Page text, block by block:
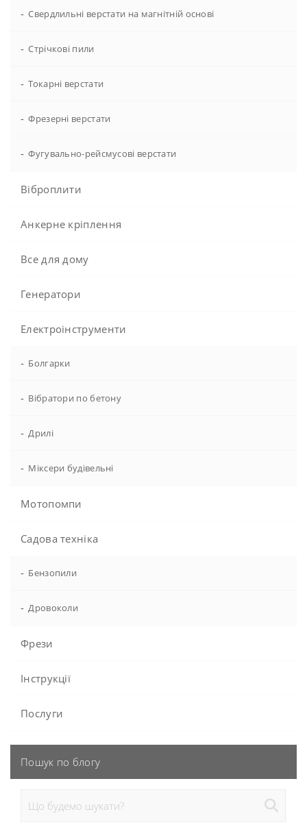
- Свердлильні верстати на магнітній основі
- Стрічкові пили
- Токарні верстати
- Фрезерні верстати
- Фугувально-рейсмусові верстати
Віброплити
Анкерне кріплення
Все для дому
Генератори
Електроінструменти
- Болгарки
- Вібратори по бетону
- Дрилі
- Міксери будівельні
Мотопомпи
Садова техніка
- Бензопили
- Дровоколи
Фрези
Інструкції
Послуги
Пошук по блогу